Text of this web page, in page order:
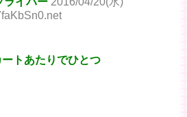
トあたりでひとつ